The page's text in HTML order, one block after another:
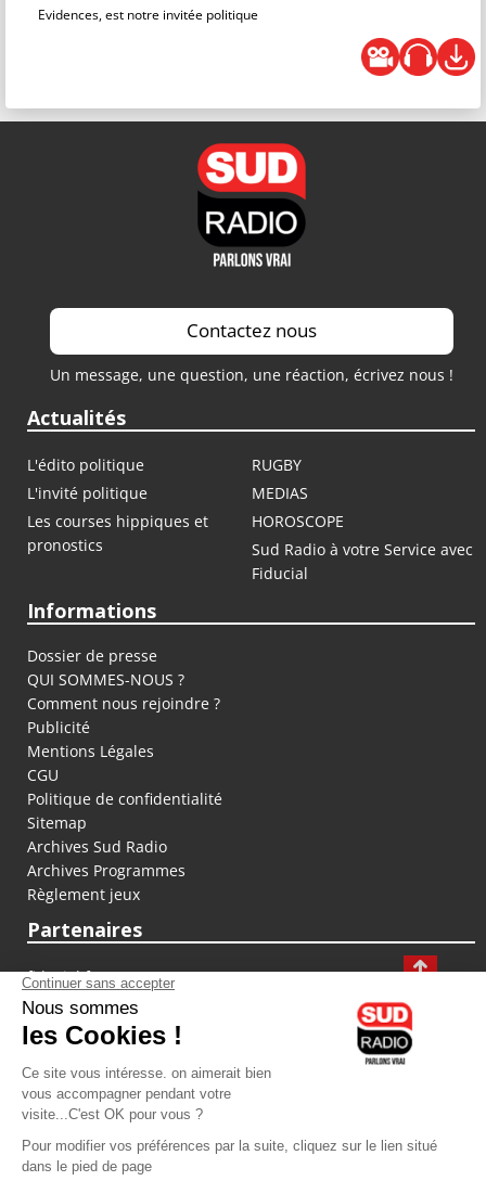
Evidences, est notre invitée politique
Contactez nous
Un message, une question, une réaction, écrivez nous !
Actualités
L'édito politique
RUGBY
L'invité politique
MEDIAS
Les courses hippiques et
pronostics
HOROSCOPE
Sud Radio à votre Service avec
Fiducial
Informations
Dossier de presse
QUI SOMMES-NOUS ?
Comment nous rejoindre ?
Publicité
Mentions Légales
CGU
Politique de confidentialité
Sitemap
Archives Sud Radio
Archives Programmes
Règlement jeux
Partenaires
fiducial.fr
lyoncapitale.fr
olympique-et-lyonnais.com
L'application Iphone / Android
Téléchargez l'application